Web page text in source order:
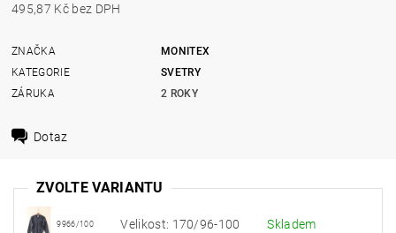
495,87 Kč bez DPH
ZNAČKA
MONITEX
KATEGORIE
SVETRY
ZÁRUKA
2 ROKY
Dotaz
ZVOLTE VARIANTU
9966/100 Velikost: 170/96-100 Skladem